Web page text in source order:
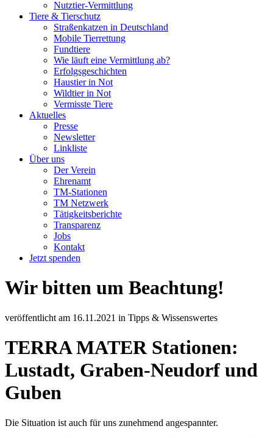
Nutztier-Vermittlung
Tiere & Tierschutz
Straßenkatzen in Deutschland
Mobile Tierrettung
Fundtiere
Wie läuft eine Vermittlung ab?
Erfolgsgeschichten
Haustier in Not
Wildtier in Not
Vermisste Tiere
Aktuelles
Presse
Newsletter
Linkliste
Über uns
Der Verein
Ehrenamt
TM-Stationen
TM Netzwerk
Tätigkeitsberichte
Transparenz
Jobs
Kontakt
Jetzt spenden
Wir bitten um Beachtung!
veröffentlicht am 16.11.2021 in Tipps & Wissenswertes
TERRA MATER Stationen:
Lustadt, Graben-Neudorf und
Guben
Die Situation ist auch für uns zunehmend angespannter.